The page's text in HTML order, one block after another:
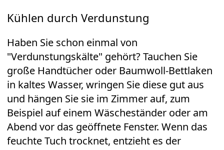
Kühlen durch Verdunstung
Haben Sie schon einmal von
"Verdunstungskälte" gehört? Tauchen Sie
große Handtücher oder Baumwoll-Bettlaken
in kaltes Wasser, wringen Sie diese gut aus
und hängen Sie sie im Zimmer auf, zum
Beispiel auf einem Wäscheständer oder am
Abend vor das geöffnete Fenster. Wenn das
feuchte Tuch trocknet, entzieht es der